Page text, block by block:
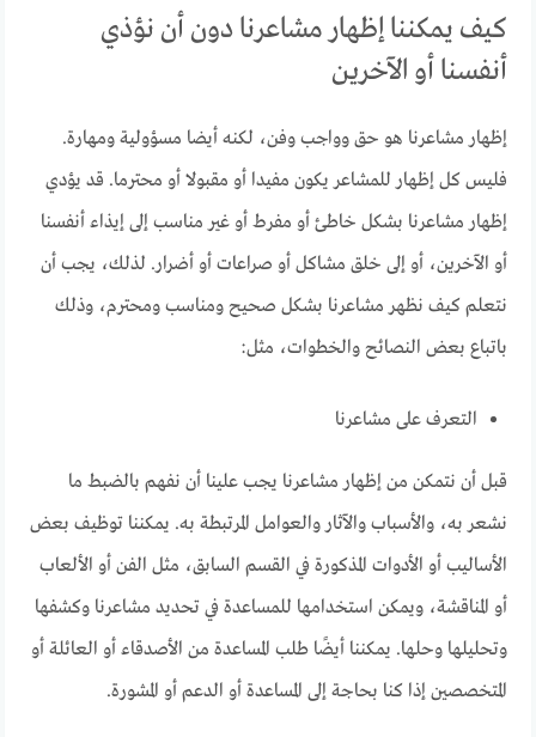
كيف يمكننا إظهار مشاعرنا دون أن نؤذي
أنفسنا أو الآخرين
إظهار مشاعرنا هو حق وواجب وفن، لكنه أيضا مسؤولية ومهارة.
فليس كل إظهار للمشاعر يكون مفيدا أو مقبولا أو محترما. قد يؤدي
إظهار مشاعرنا بشكل خاطئ أو مفرط أو غير مناسب إلى إيذاء أنفسنا
أو الآخرين، أو إلى خلق مشاكل أو صراعات أو أضرار. لذلك، يجب أن
نتعلم كيف نظهر مشاعرنا بشكل صحيح ومناسب ومحترم، وذلك
باتباع بعض النصائح والخطوات، مثل:
التعرف على مشاعرنا
قبل أن نتمكن من إظهار مشاعرنا يجب علينا أن نفهم بالضبط ما
نشعر به، والأسباب والآثار والعوامل المرتبطة به. يمكننا توظيف بعض
الأساليب أو الأدوات المذكورة في القسم السابق، مثل الفن أو الألعاب
أو المناقشة، ويمكن استخدامها للمساعدة في تحديد مشاعرنا وكشفها
وتحليلها وحلها. يمكننا أيضًا طلب المساعدة من الأصدقاء أو العائلة أو
المتخصصين إذا كنا بحاجة إلى المساعدة أو الدعم أو المشورة.